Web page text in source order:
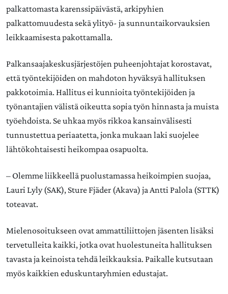
palkattomasta karenssipäivästä, arkipyhien
palkattomuudesta sekä ylityö- ja sunnuntaikorvauksien
leikkaamisesta pakottamalla.
Palkansaajakeskusjärjestöjen puheenjohtajat korostavat,
että työntekijöiden on mahdoton hyväksyä hallituksen
pakkotoimia. Hallitus ei kunnioita työntekijöiden ja
työnantajien välistä oikeutta sopia työn hinnasta ja muista
työehdoista. Se uhkaa myös rikkoa kansainvälisesti
tunnustettua periaatetta, jonka mukaan laki suojelee
lähtökohtaisesti heikompaa osapuolta.
– Olemme liikkeellä puolustamassa heikoimpien suojaa,
Lauri Lyly (SAK), Sture Fjäder (Akava) ja Antti Palola (STTK)
toteavat.
Mielenosoitukseen ovat ammattiliittojen jäsenten lisäksi
tervetulleita kaikki, jotka ovat huolestuneita hallituksen
tavasta ja keinoista tehdä leikkauksia. Paikalle kutsutaan
myös kaikkien eduskuntaryhmien edustajat.